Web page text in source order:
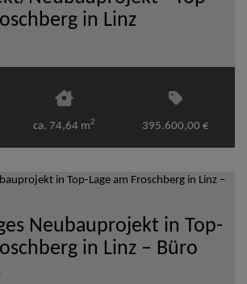
in Linz
ca. 74,64 m2 395.600,00 €
Neubauprojekt in Top-
in Linz – Büro